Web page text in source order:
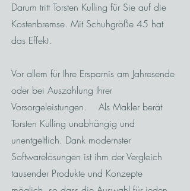
Darum tritt Torsten Kulling für Sie auf die
Kostenbremse. Mit Schuhgröße 45 hat
das Effekt.
Vor allem für Ihre Ersparnis am Jahresende
oder bei Auszahlung Ihrer
Vorsorgeleistungen. Als Makler berät
Torsten Kulling unabhängig und
unentgeltlich. Dank modernster
Softwarelösungen ist ihm der Vergleich
tausender Produkte und Konzepte